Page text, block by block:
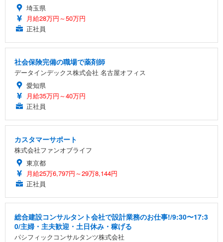
埼玉県
月給28万円～50万円
正社員
社会保険完備の職場で薬剤師
データインデックス株式会社 名古屋オフィス
愛知県
月給35万円～40万円
正社員
カスタマーサポート
株式会社ファンオブライフ
東京都
月給25万6,797円～29万8,144円
正社員
総合建設コンサルタント会社で設計業務のお仕事!/9:30〜17:3
0/主婦・主夫歓迎・土日休み・稼げる
パシフィックコンサルタンツ株式会社